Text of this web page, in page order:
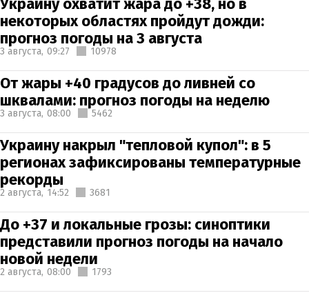
некоторых областях пройдут дожди:
прогноз погоды на 3 августа
3 августа, 09:27 10978
От жары +40 градусов до ливней со
шквалами: прогноз погоды на неделю
3 августа, 08:00 5462
Украину накрыл "тепловой купол": в 5
регионах зафиксированы температурные
рекорды
2 августа, 14:52 3681
До +37 и локальные грозы: синоптики
представили прогноз погоды на начало
новой недели
2 августа, 08:00 1793